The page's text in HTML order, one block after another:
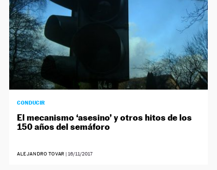
CONDUCIR
El mecanismo ‘asesino’ y otros hitos de los
150 años del semáforo
ALEJANDRO TOVAR | 16/11/2017